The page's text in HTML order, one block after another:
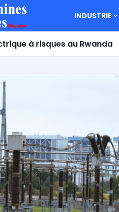
INDUSTRIE
à risques au Rwanda